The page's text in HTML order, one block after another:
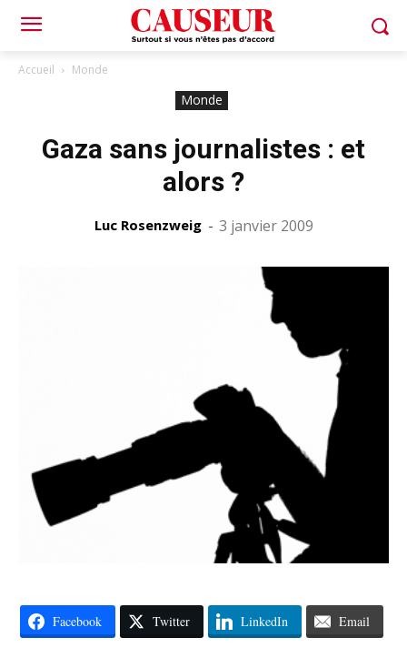
Accueil Monde
Monde
Gaza sans journalistes : et
alors ?
Luc Rosenzweig - 3 janvier 2009
Facebook Twitter LinkedIn Email